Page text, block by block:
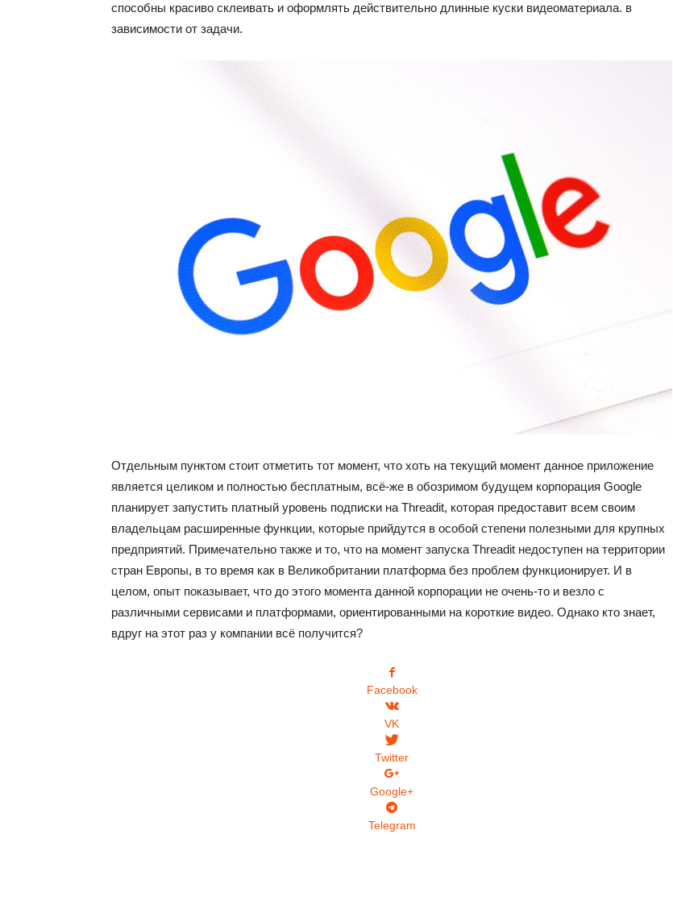
способны красиво склеивать и оформлять действительно длинные куски видеоматериала. в
зависимости от задачи.
Отдельным пунктом стоит отметить тот момент, что хоть на текущий момент данное приложение
является целиком и полностью бесплатным, всё-же в обозримом будущем корпорация Google
планирует запустить платный уровень подписки на Threadit, которая предоставит всем своим
владельцам расширенные функции, которые прийдутся в особой степени полезными для крупных
предприятий. Примечательно также и то, что на момент запуска Threadit недоступен на территории
стран Европы, в то время как в Великобритании платформа без проблем функционирует. И в
целом, опыт показывает, что до этого момента данной корпорации не очень-то и везло с
различными сервисами и платформами, ориентированными на короткие видео. Однако кто знает,
вдруг на этот раз у компании всё получится?
Facebook
VK
Twitter
Google+
Telegram